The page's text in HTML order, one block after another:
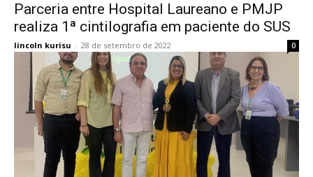
Parceria entre Hospital Laureano e PMJP
realiza 1ª cintilografia em paciente do SUS
lincoln kurisu - 28 de setembro de 2022 0